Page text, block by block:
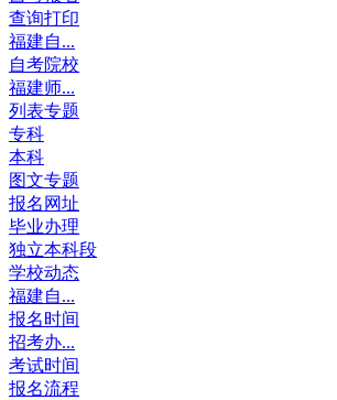
查询打印
福建自...
自考院校
福建师...
列表专题
专科
本科
图文专题
报名网址
毕业办理
独立本科段
学校动态
福建自...
报名时间
招考办...
考试时间
报名流程